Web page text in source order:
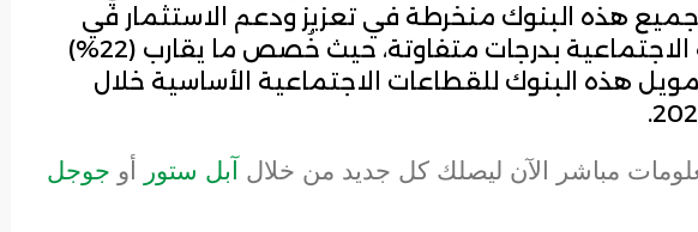
جميع هذه البنوك منخرطة في تعزيز ودعم الاستثمار في
البنية التحتية الاجتماعية بدرجات متفاوتة، حيث خُصص ما يقارب (22%)
هذه البنوك للقطاعات الاجتماعية الأساسية خلال
مباشر الآن ليصلك كل جديد من خلال
آبل ستور أو جوجل